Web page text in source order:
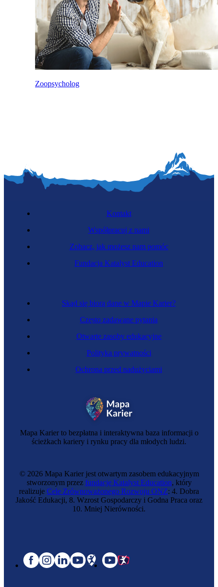
Zoopsycholog
Mapa Karier to bezpłatna i interaktywna baza informacji o
ścieżkach kariery i rynku pracy dla młodych ludzi.
Skąd się biorą dane w Mapie Karier?
Często zadawane pytania
Otwarte zasoby edukacyjne
Polityka prywatności
Ochrona przed nadużyciami
Kontakt
Współpracuj z nami
Zobacz, jak możesz nam pomóc
Fundacja Katalyst Education
© 2026 Mapa Karier jest otwartym zasobem edukacyjnym
stworzonym przez fundację Katalyst Education, który
realizuje Cele Zrównoważonego Rozwoju ONZ: 4. Dobra
Jakość Edukacji, 8. Wzrost Gospodarczy i Godna Praca oraz
10. Mniej Nierówności.